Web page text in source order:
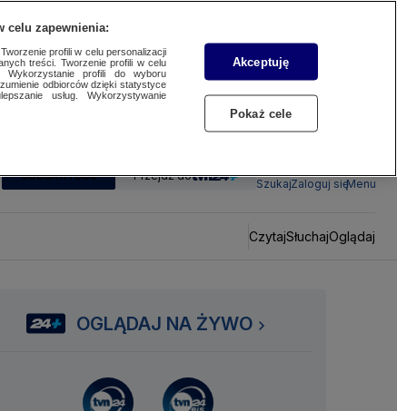
SUBSKRYBUJ Przejdź do
SzukajZaloguj sięMenu
CzytajSłuchajOglądaj
OGLĄDAJ NA ŻYWO
celu zapewnienia:
profili w celu personalizacji
treści. Tworzenie profili w celu
Wykorzystanie profili do wyboru
odbiorców dzięki statystyce
usług. Wykorzystywanie
Akceptuję
Pokaż cele